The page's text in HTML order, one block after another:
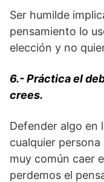
Ser humilde
pensamiento lo
elección y no
6.- Práctica el
crees.
Defender algo en
cualquier
muy común caer
perdemos el